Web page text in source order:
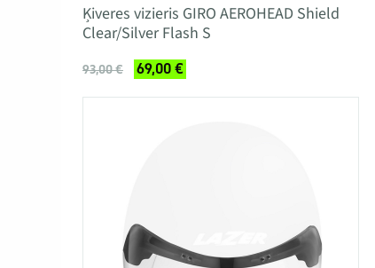
Ķiveres vizieris GIRO AEROHEAD Shield
Clear/Silver Flash S
93,00 € 69,00 €